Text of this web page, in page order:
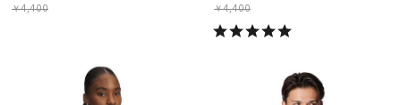
￥4,400
￥4,400